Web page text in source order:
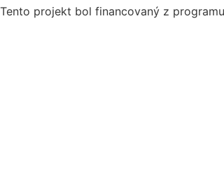
Tento projekt bol financovaný z